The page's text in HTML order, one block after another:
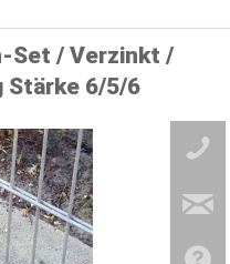
Set / Verzinkt /
Stärke 6/5/6